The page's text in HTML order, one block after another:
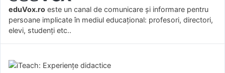
eduVox.ro este un canal de comunicare și informare pentru
persoane implicate în mediul educațional: profesori, directori,
elevi, studenți etc..